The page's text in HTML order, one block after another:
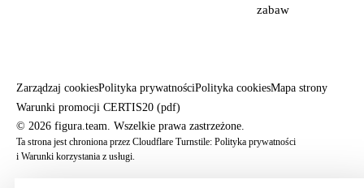
zabaw
Zarządzaj cookiesPolityka prywatnościPolityka cookiesMapa strony
Warunki promocji CERTIS20 (pdf)
© 2026 figura.team. Wszelkie prawa zastrzeżone.
Ta strona jest chroniona przez Cloudflare Turnstile: Polityka prywatności
i Warunki korzystania z usługi.